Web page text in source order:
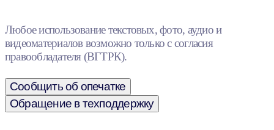
Любое использование текстовых, фото, аудио и
видеоматериалов возможно только с согласия
правообладателя (ВГТРК).
Сообщить об опечатке
Обращение в техподдержку